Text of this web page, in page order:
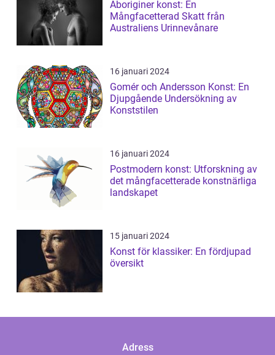
Aboriginer konst: En
Mångfacetterad Skatt från
Australiens Urinnevånare
16 januari 2024
Gomér och Andersson Konst: En
Djupgående Undersökning av
Konststilen
16 januari 2024
Postmodern konst: Utforskning av
det mångfacetterade konstnärliga
landskapet
15 januari 2024
Konst för klassiker: En fördjupad
översikt
Adress